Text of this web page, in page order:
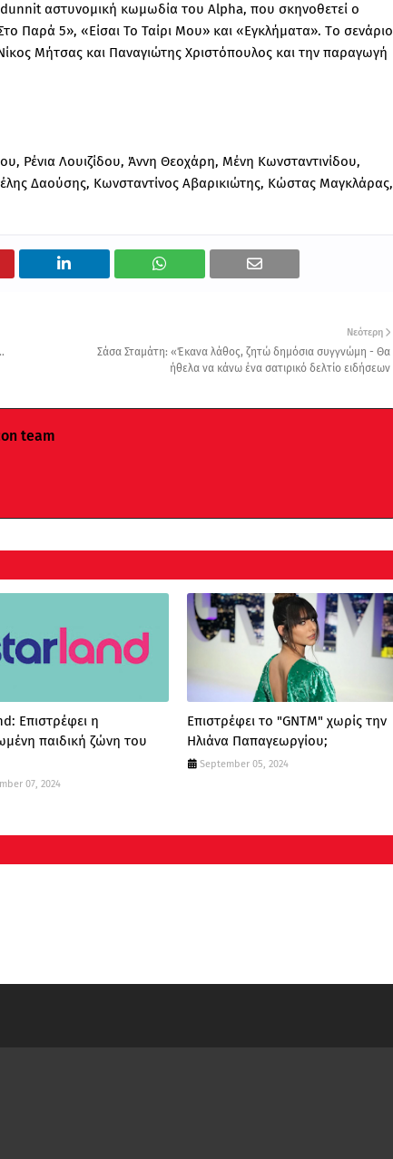
αστυνομική κωμωδία του Alpha, που σκηνοθετεί ο
Παρά 5», «Είσαι Το Ταίρι Μου» και «Eγκλήματα». Tο σενάριο
Μήτσας και Παναγιώτης Χριστόπουλος και την παραγωγή
Ρένια Λουιζίδου, Άννη Θεοχάρη, Μένη Κωνσταντινίδου,
Δαούσης, Κωνσταντίνος Αβαρικιώτης, Κώστας Μαγκλάρας,
Νεότερη
Σάσα Σταμάτη: «Έκανα λάθος, ζητώ δημόσια συγγνώμη - Θα
ήθελα να κάνω ένα σατιρικό δελτίο ειδήσεων
team
Επιστρέφει η
παιδική ζώνη του
07, 2024
Επιστρέφει το "GNTM" χωρίς την
Ηλιάνα Παπαγεωργίου;
September 05, 2024